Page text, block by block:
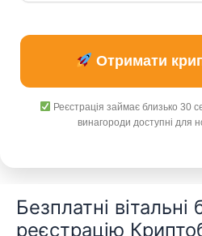
Отримати
Реєстрація займає близько 30
винагороди доступні для
вмісту
Безплатні вітальні
реєстрацію